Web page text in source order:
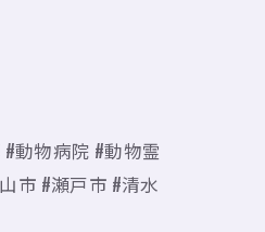
動物病院 #動物霊
市 #瀬戸市 #清水